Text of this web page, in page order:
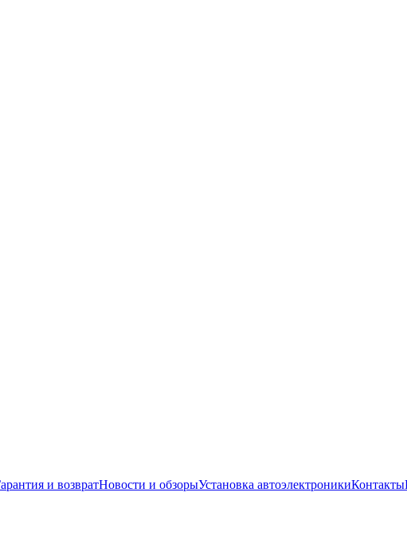
и возвратНовости и обзорыУстановка автоэлектроникиКонтакты